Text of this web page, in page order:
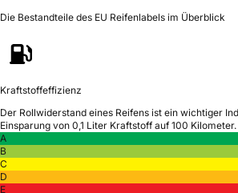
Die Bestandteile des EU Reifenlabels im Überblick
Kraftstoffeffizienz
Der Rollwiderstand eines Reifens ist ein wichtiger
Einsparung von 0,1 Liter Kraftstoff auf 100 Kilometer.
A
B
C
D
E